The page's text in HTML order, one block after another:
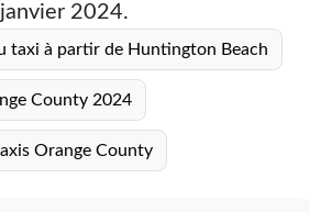
janvier 2024.
taxi à partir de Huntington Beach
County 2024
Orange County